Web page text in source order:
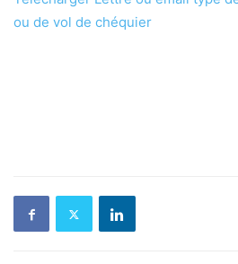
ou de vol de chéquier